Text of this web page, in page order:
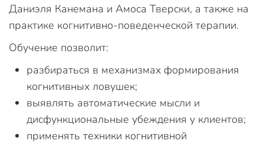
Даниэля Канемана и Амоса Тверски, а также на
практике когнитивно-поведенческой терапии.
Обучение позволит:
разбираться в механизмах формирования
когнитивных ловушек;
выявлять автоматические мысли и
дисфункциональные убеждения у клиентов;
применять техники когнитивной